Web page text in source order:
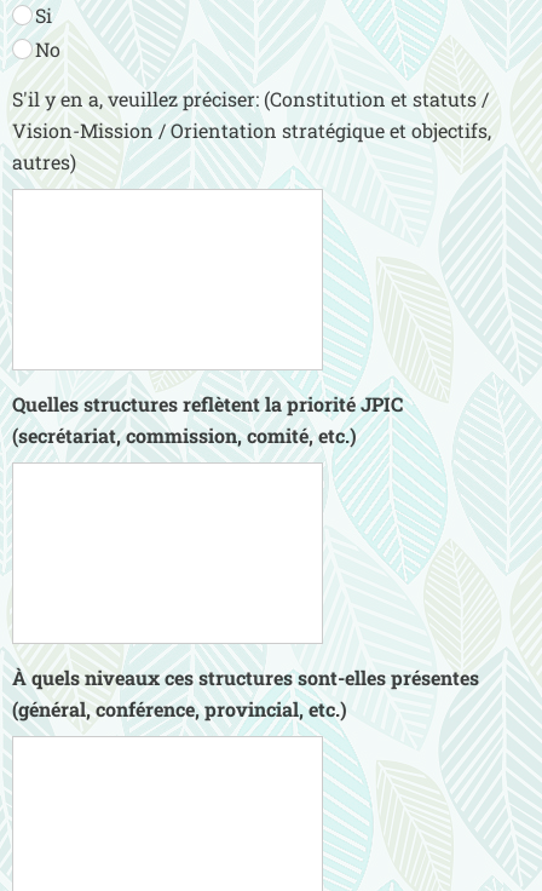
Si
No
S'il y en a, veuillez préciser: (Constitution et statuts /
Vision-Mission / Orientation stratégique et objectifs,
autres)
Quelles structures reflètent la priorité JPIC
(secrétariat, commission, comité, etc.)
À quels niveaux ces structures sont-elles présentes
(général, conférence, provincial, etc.)